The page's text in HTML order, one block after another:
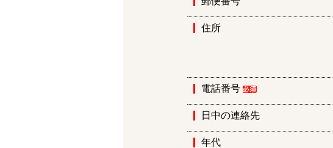
住所
電話番号
日中の連絡先
年代